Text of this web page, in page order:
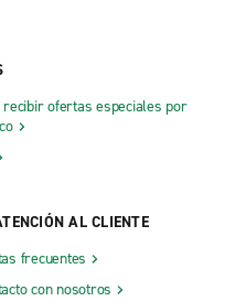
ofertas especiales por
AL CLIENTE
frecuentes
con nosotros